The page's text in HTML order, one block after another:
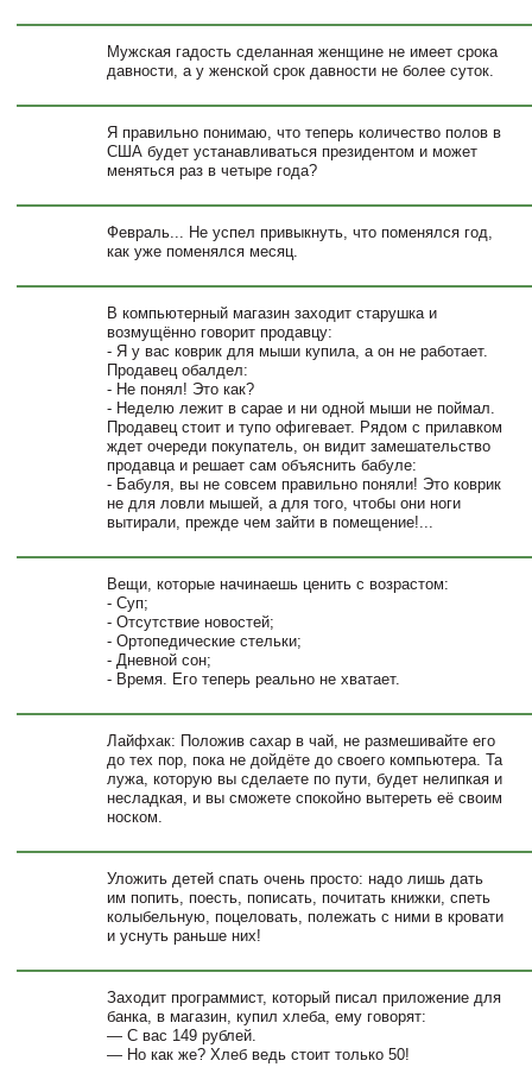
Мужская гадость сделанная женщине не имеет срока
давности, а у женской срок давности не более суток.
Я правильно понимаю, что теперь количество полов в
США будет устанавливаться президентом и может
меняться раз в четыре года?
Февраль... Не успел привыкнуть, что поменялся год,
как уже поменялся месяц.
В компьютерный магазин заходит старушка и
возмущённо говорит продавцу:
- Я у вас коврик для мыши купила, а он не работает.
Продавец обалдел:
- Не понял! Это как?
- Неделю лежит в сарае и ни одной мыши не поймал.
Продавец стоит и тупо офигевает. Рядом с прилавком
ждет очереди покупатель, он видит замешательство
продавца и решает сам объяснить бабуле:
- Бабуля, вы не совсем правильно поняли! Это коврик
не для ловли мышей, а для того, чтобы они ноги
вытирали, прежде чем зайти в помещение!...
Вещи, которые начинаешь ценить с возрастом:
- Суп;
- Отсутствие новостей;
- Ортопедические стельки;
- Дневной сон;
- Время. Его теперь реально не хватает.
Лайфхак: Положив сахар в чай, не размешивайте его
до тех пор, пока не дойдёте до своего компьютера. Та
лужа, которую вы сделаете по пути, будет нелипкая и
несладкая, и вы сможете спокойно вытереть её своим
носком.
Уложить детей спать очень просто: надо лишь дать
им попить, поесть, пописать, почитать книжки, спеть
колыбельную, поцеловать, полежать с ними в кровати
и уснуть раньше них!
Заходит программист, который писал приложение для
банка, в магазин, купил хлеба, ему говорят:
— С вас 149 рублей.
— Но как же? Хлеб ведь стоит только 50!